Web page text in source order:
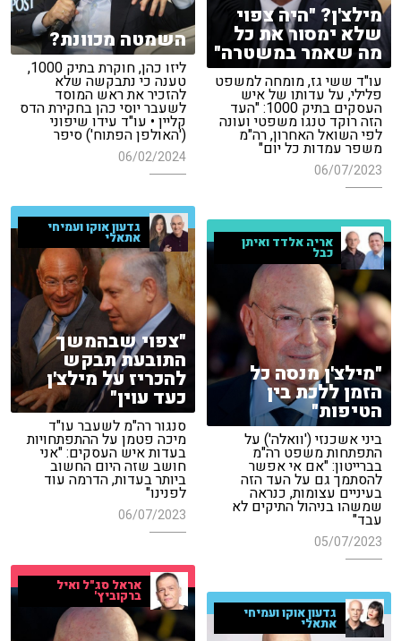
השמטה מכוונת?
ליזו כהן, חוקרת בתיק 1000,
טענה כי נתבקשה שלא
להזכיר את ראש המוסד
לשעבר יוסי כהן בחקירת הדס
קליין • עו"ד עידו שיפוני
('האולפן הפתוח') סיפר
06/02/2024
מילצ'ן? "היה צפוי
שלא ימסור את כל
מה שאמר במשטרה"
עו"ד ששי גז, מומחה למשפט
פלילי, על עדותו של איש
העסקים בתיק 1000: "העד
הזה רוקד טנגו משפטי ועונה
לפי השואל האחרון, רה"מ
משפר עמדות כל יום"
06/07/2023
גדעון אוקו ועמיחי
אתאלי
"צפוי שבהמשך
התובעת תבקש
להכריז על מילצ'ן
כעד עוין"
סנגור רה"מ לשעבר עו"ד
מיכה פטמן על ההתפתחויות
בעדות איש העסקים: "אני
חושב שזה היום החשוב
ביותר בעדות, הדרמה עוד
לפנינו"
06/07/2023
אריה אלדד ואיתן
כבל
"מילצ'ן מנסה כל
הזמן ללכת בין
הטיפות"
ביני אשכנזי ('וואלה') על
התפתחות משפט רה"מ
בברייטון: "אם אי אפשר
להסתמך גם על העד הזה
בעיניים עצומות, כנראה
שמשהו בניהול התיקים לא
עבד"
05/07/2023
אראל סג"ל ואיל
ברקוביץ'
גדעון אוקו ועמיחי
אתאלי